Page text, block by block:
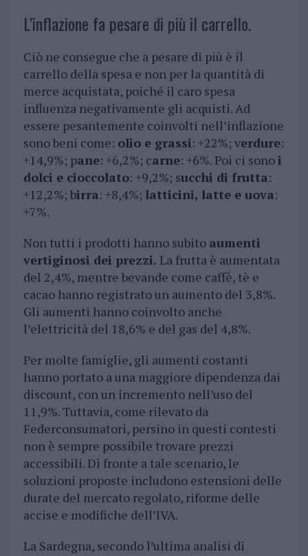
L’inflazione fa pesare di più il carrello.
Ciò ne consegue che a pesare di più è il
carrello della spesa e non per la quantità di
merce acquistata, poiché il caro spesa
influenza negativamente gli acquisti. Ad
essere pesantemente coinvolti nell’inflazione
sono beni come: olio e grassi: +22%; verdure:
+14,9%; pane: +6,2%; carne: +6%. Poi ci sonoi
dolci e cioccolato: +9,2%; succhi di frutta:
+12,2%; birra: +8,4%; latticini, latte e uova:
+7%.
Non tutti i prodotti hanno subito aumenti
vertiginosi dei prezzi. La frutta è aumentata
del 2,4%, mentre bevande come caffè, tè e
cacao hanno registrato un aumento del 3,8%.
Gli aumenti hanno coinvolto anche
l’elettricità del 18,6% e del gas del 4,8%.
Per molte famiglie, gli aumenti costanti
hanno portato a una maggiore dipendenza dai
discount, con un incremento nell’uso del
11,9%. Tuttavia, come rilevato da
Federconsumatori, persino in questi contesti
non è sempre possibile trovare prezzi
accessibili. Di fronte a tale scenario, le
soluzioni proposte includono estensioni delle
durate del mercato regolato, riforme delle
accise e modifiche dell’IVA.
La Sardegna, secondo l’ultima analisi di